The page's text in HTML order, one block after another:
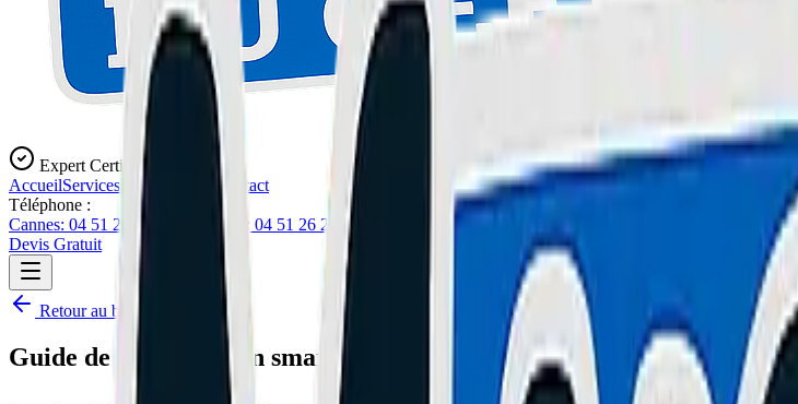
Expert Certifié
AccueilServices Blog
Contact
Téléphone :
Cannes: 04 51 26 27 50
Le Cannet: 04 51 26 27 51
Devis Gratuit
Retour au blog
Guide de la réparation smartphone : pannes, prix et solutions